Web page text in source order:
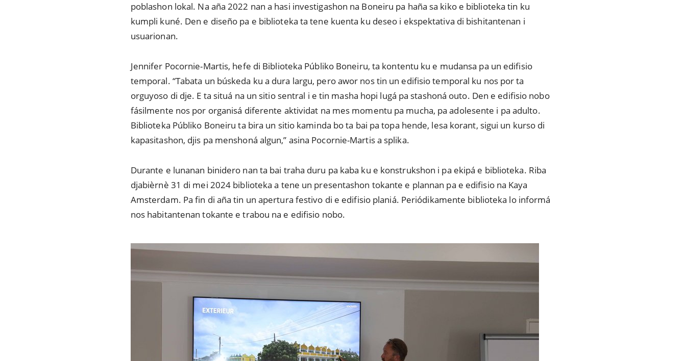
poblashon lokal. Na aña 2022 nan a hasi investigashon na Boneiru pa haña sa kiko e biblioteka tin ku
kumpli kuné. Den e diseño pa e biblioteka ta tene kuenta ku deseo i ekspektativa di bishitantenan i
usuarionan.
Jennifer Pocornie-Martis, hefe di Biblioteka Públiko Boneiru, ta kontentu ku e mudansa pa un edifisio
temporal. “Tabata un búskeda ku a dura largu, pero awor nos tin un edifisio temporal ku nos por ta
orguyoso di dje. E ta situá na un sitio sentral i e tin masha hopi lugá pa stashoná outo. Den e edifisio nobo
fásilmente nos por organisá diferente aktividat na mes momentu pa mucha, pa adolesente i pa adulto.
Biblioteka Públiko Boneiru ta bira un sitio kaminda bo ta bai pa topa hende, lesa korant, sigui un kurso di
kapasitashon, djis pa menshoná algun,” asina Pocornie-Martis a splika.
Durante e lunanan binidero nan ta bai traha duru pa kaba ku e konstrukshon i pa ekipá e biblioteka. Riba
djabièrnè 31 di mei 2024 biblioteka a tene un presentashon tokante e plannan pa e edifisio na Kaya
Amsterdam. Pa fin di aña tin un apertura festivo di e edifisio planiá. Periódikamente biblioteka lo informá
nos habitantenan tokante e trabou na e edifisio nobo.